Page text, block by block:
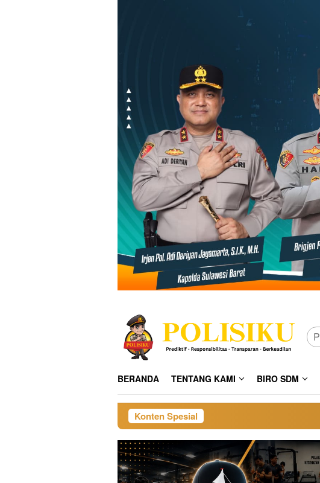
BERANDA TENTANG KAMI BIRO SDM
Konten Spesial